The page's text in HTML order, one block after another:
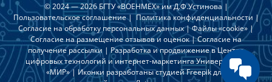
© 2024 — 2026 БГТУ «ВОЕНМЕХ» им Д.Ф.Устинова |
Пользовательское соглашение|Политика конфиденциальности |
Согласие на обработку персональных данных|Файлы «cookie»|
Согласие на размещение отзывов и оценок|Согласие на
получение рассылки | Разработка и продвижение вЦентре
цифровых технологий и интернет-маркетинга Университета
«МИР»| Иконки разработаны студиейFreepikдля